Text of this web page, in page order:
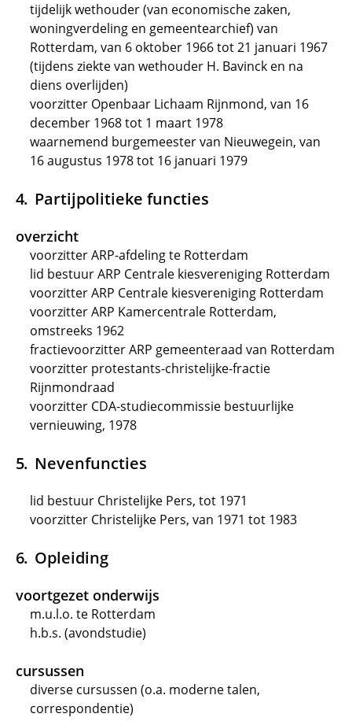
tijdelijk wethouder (van economische zaken,
woningverdeling en gemeentearchief) van
Rotterdam, van 6 oktober 1966 tot 21 januari 1967
(tijdens ziekte van wethouder H. Bavinck en na
diens overlijden)
voorzitter Openbaar Lichaam Rijnmond, van 16
december 1968 tot 1 maart 1978
waarnemend burgemeester van Nieuwegein, van
16 augustus 1978 tot 16 januari 1979
Partijpolitieke functies
overzicht
voorzitter ARP-afdeling te Rotterdam
lid bestuur ARP Centrale kiesvereniging Rotterdam
voorzitter ARP Centrale kiesvereniging Rotterdam
voorzitter ARP Kamercentrale Rotterdam,
omstreeks 1962
fractievoorzitter ARP gemeenteraad van Rotterdam
voorzitter protestants-christelijke-fractie
Rijnmondraad
voorzitter CDA-studiecommissie bestuurlijke
vernieuwing, 1978
Nevenfuncties
lid bestuur Christelijke Pers, tot 1971
voorzitter Christelijke Pers, van 1971 tot 1983
Opleiding
voortgezet onderwijs
m.u.l.o. te Rotterdam
h.b.s. (avondstudie)
cursussen
diverse cursussen (o.a. moderne talen,
correspondentie)